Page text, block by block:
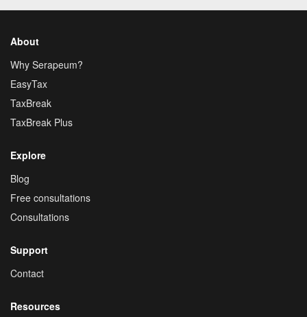
About
Why Serapeum?
EasyTax
TaxBreak
TaxBreak Plus
Explore
Blog
Free consultations
Consultations
Support
Contact
Resources